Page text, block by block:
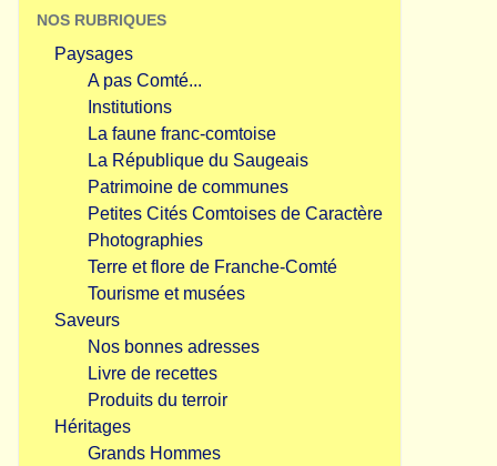
NOS RUBRIQUES
Paysages
A pas Comté...
Institutions
La faune franc-comtoise
La République du Saugeais
Patrimoine de communes
Petites Cités Comtoises de Caractère
Photographies
Terre et flore de Franche-Comté
Tourisme et musées
Saveurs
Nos bonnes adresses
Livre de recettes
Produits du terroir
Héritages
Grands Hommes